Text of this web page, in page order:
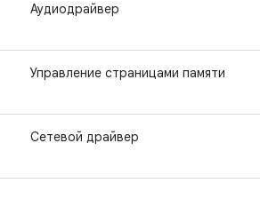
Аудиодрайвер
Управление страницами памяти
Сетевой драйвер